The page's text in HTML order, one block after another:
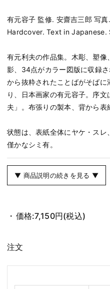
有元容子 監修. 安齋吉三郎 写
Hardcover. Text in Japanese.
有元利夫の作品集。木彫、塑
影、34点がカラー図版に収録
から抜粋されたことばがそば
り、日本画家の有元容子。序
夫」。布張りの製本、背から表
状態は、表紙全体にヤケ・ス
僅かなシミ有。
▼ 商品説明の続きを見る ▼
価格:7,150円(税込)
注文